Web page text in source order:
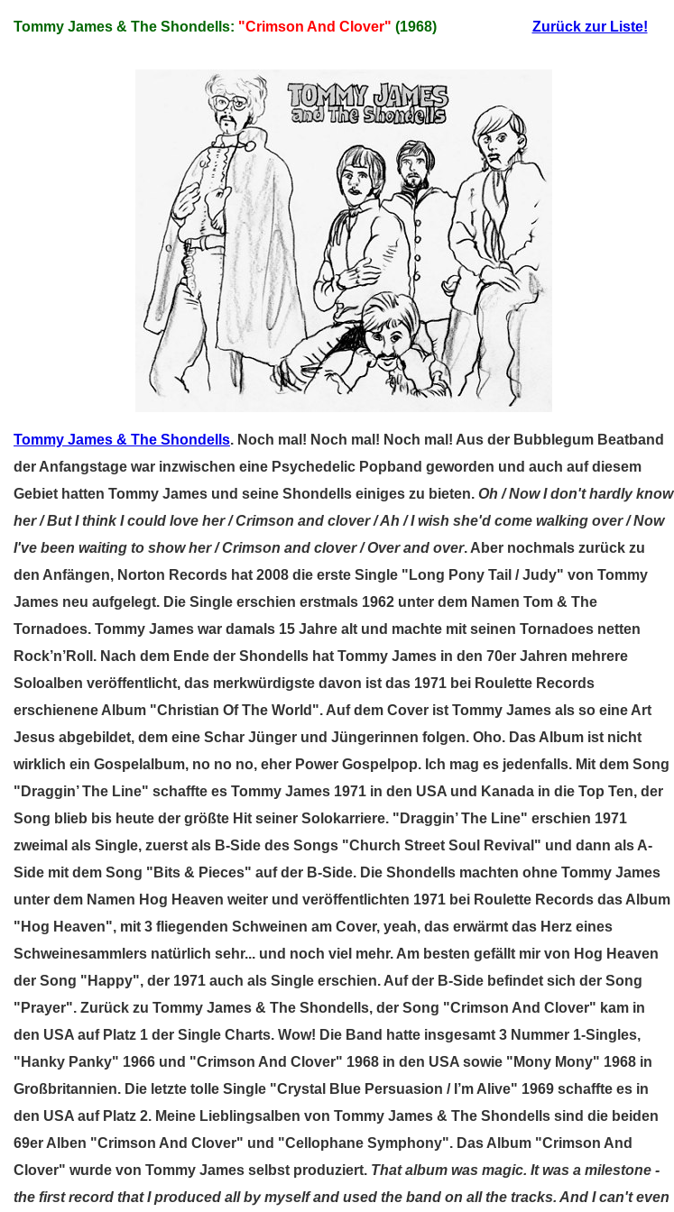
Tommy James & The Shondells: "Crimson And Clover" (1968) Zurück zur Liste!
Tommy James & The Shondells. Noch mal! Noch mal! Noch mal! Aus der Bubblegum Beatband
der Anfangstage war inzwischen eine Psychedelic Popband geworden und auch auf diesem
Gebiet hatten Tommy James und seine Shondells einiges zu bieten. Oh / Now I don't hardly know
her / But I think I could love her / Crimson and clover / Ah / I wish she'd come walking over / Now
I've been waiting to show her / Crimson and clover / Over and over. Aber nochmals zurück zu
den Anfängen, Norton Records hat 2008 die erste Single "Long Pony Tail / Judy" von Tommy
James neu aufgelegt. Die Single erschien erstmals 1962 unter dem Namen Tom & The
Tornadoes. Tommy James war damals 15 Jahre alt und machte mit seinen Tornadoes netten
Rock’n’Roll. Nach dem Ende der Shondells hat Tommy James in den 70er Jahren mehrere
Soloalben veröffentlicht, das merkwürdigste davon ist das 1971 bei Roulette Records
erschienene Album "Christian Of The World". Auf dem Cover ist Tommy James als so eine Art
Jesus abgebildet, dem eine Schar Jünger und Jüngerinnen folgen. Oho. Das Album ist nicht
wirklich ein Gospelalbum, no no no, eher Power Gospelpop. Ich mag es jedenfalls. Mit dem Song
"Draggin’ The Line" schaffte es Tommy James 1971 in den USA und Kanada in die Top Ten, der
Song blieb bis heute der größte Hit seiner Solokarriere. "Draggin’ The Line" erschien 1971
zweimal als Single, zuerst als B-Side des Songs "Church Street Soul Revival" und dann als A-
Side mit dem Song "Bits & Pieces" auf der B-Side. Die Shondells machten ohne Tommy James
unter dem Namen Hog Heaven weiter und veröffentlichten 1971 bei Roulette Records das Album
"Hog Heaven", mit 3 fliegenden Schweinen am Cover, yeah, das erwärmt das Herz eines
Schweinesammlers natürlich sehr... und noch viel mehr. Am besten gefällt mir von Hog Heaven
der Song "Happy", der 1971 auch als Single erschien. Auf der B-Side befindet sich der Song
"Prayer". Zurück zu Tommy James & The Shondells, der Song "Crimson And Clover" kam in
den USA auf Platz 1 der Single Charts. Wow! Die Band hatte insgesamt 3 Nummer 1-Singles,
"Hanky Panky" 1966 und "Crimson And Clover" 1968 in den USA sowie "Mony Mony" 1968 in
Großbritannien. Die letzte tolle Single "Crystal Blue Persuasion / I’m Alive" 1969 schaffte es in
den USA auf Platz 2. Meine Lieblingsalben von Tommy James & The Shondells sind die beiden
69er Alben "Crimson And Clover" und "Cellophane Symphony". Das Album "Crimson And
Clover" wurde von Tommy James selbst produziert. That album was magic. It was a milestone -
the first record that I produced all by myself and used the band on all the tracks. And I can't even